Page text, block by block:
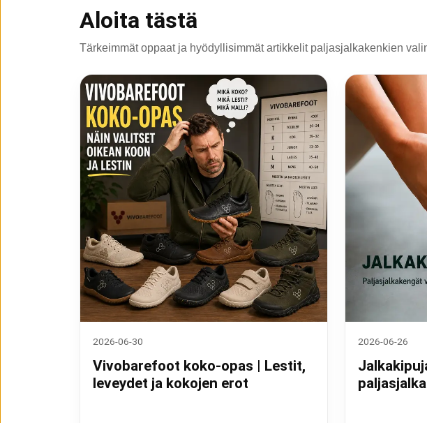
Aloita tästä
Tärkeimmät oppaat ja hyödyllisimmät artikkelit paljasjalkakenkien
2026-06-30
Vivobarefoot koko-opas | Lestit,
leveydet ja kokojen erot
2026-06-26